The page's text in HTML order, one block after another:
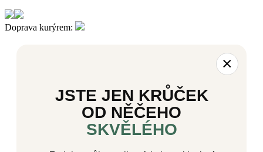
Doprava kurýrem:
×
JSTE JEN KRŮČEK
OD NĚČEHO
SKVĚLÉHO